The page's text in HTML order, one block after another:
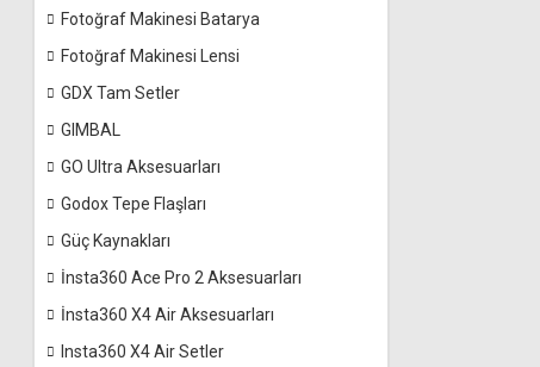
Fotoğraf Makinesi Batarya
Fotoğraf Makinesi Lensi
GDX Tam Setler
GIMBAL
GO Ultra Aksesuarları
Godox Tepe Flaşları
Güç Kaynakları
İnsta360 Ace Pro 2 Aksesuarları
İnsta360 X4 Air Aksesuarları
Insta360 X4 Air Setler